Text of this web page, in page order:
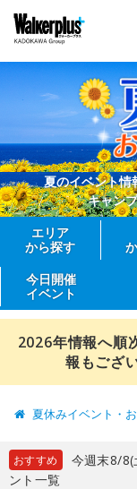
夏のイベント情
キャン
エリア
から探す
今日開催
イベント
2026年情報へ順
報もござ
夏休みイベント・
おすすめ
今週末8/
ント一覧